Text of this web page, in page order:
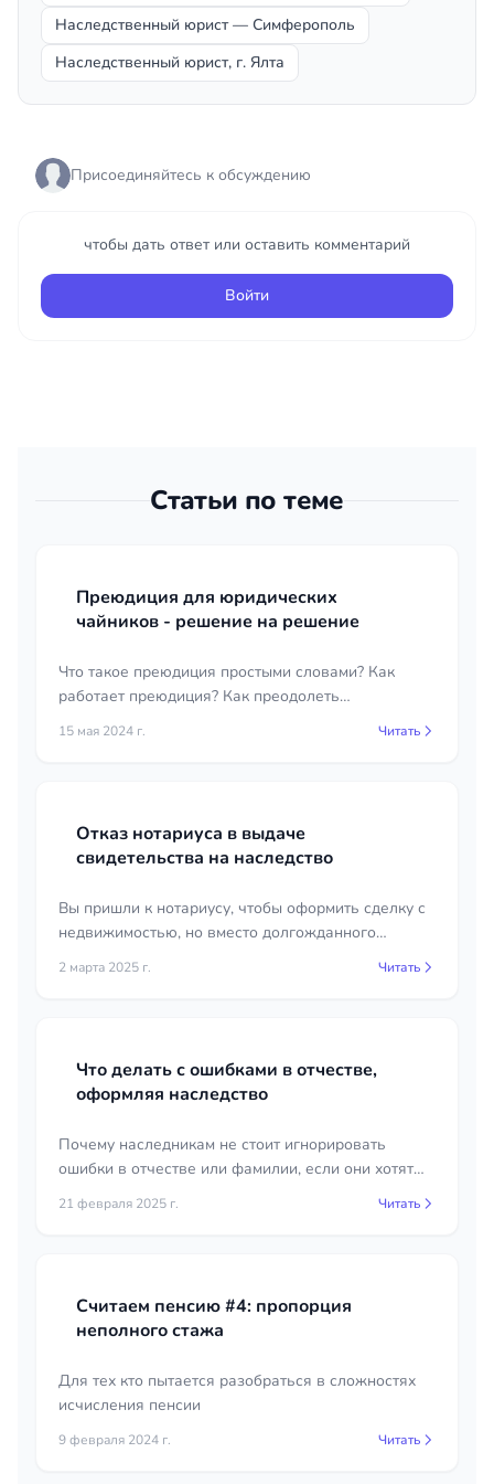
Наследственный юрист — Симферополь
Наследственный юрист, г. Ялта
Присоединяйтесь к обсуждению
чтобы дать ответ или оставить комментарий
Войти
Статьи по теме
Преюдиция для юридических
чайников - решение на решение
Что такое преюдиция простыми словами? Как
работает преюдиция? Как преодолеть
преюдицию? Для новичка это довольно тяжело,
15 мая 2024 г. Читать
Отказ нотариуса в выдаче
свидетельства на наследство
Вы пришли к нотариусу, чтобы оформить сделку с
недвижимостью, но вместо долгожданного
свидетельства получили отказ. Причина — право
2 марта 2025 г. Читать
Что делать с ошибками в отчестве,
оформляя наследство
Почему наследникам не стоит игнорировать
ошибки в отчестве или фамилии, если они хотят
вступить в наследство.
21 февраля 2025 г. Читать
Считаем пенсию #4: пропорция
неполного стажа
Для тех кто пытается разобраться в сложностях
исчисления пенсии
9 февраля 2024 г. Читать